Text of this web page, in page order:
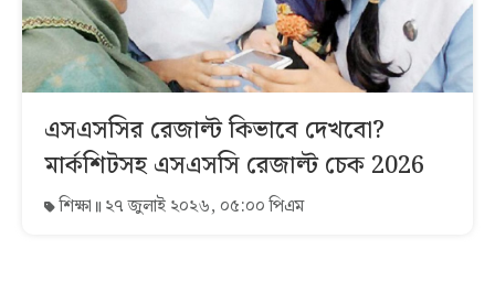
এসএসসির রেজাল্ট কিভাবে দেখবো?
মার্কশিটসহ এসএসসি রেজাল্ট চেক 2026
শিক্ষা ২৭ জুলাই ২০২৬, ০৫:০০ পিএম